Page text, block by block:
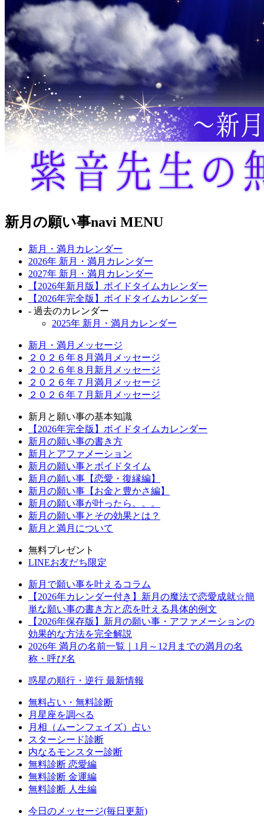
新月の願い事navi MENU
新月・満月カレンダー
2026年 新月・満月カレンダー
2027年 新月・満月カレンダー
【2026年新月版】ボイドタイムカレンダー
【2026年完全版】ボイドタイムカレンダー
- 過去のカレンダー
2025年 新月・満月カレンダー
新月・満月メッセージ
２０２６年８月満月メッセージ
２０２６年８月新月メッセージ
２０２６年７月満月メッセージ
２０２６年７月新月メッセージ
新月と願い事の基本知識
【2026年完全版】ボイドタイムカレンダー
新月の願い事の書き方
新月とアファメーション
新月の願い事とボイドタイム
新月の願い事【恋愛・復縁編】
新月の願い事【お金と豊かさ編】
新月の願い事が叶ったら。。。
新月の願い事とその効果とは？
新月と満月について
無料プレゼント
LINEお友だち限定
新月で願い事を叶えるコラム
【2026年カレンダー付き】新月の魔法で恋愛成就☆簡
単な願い事の書き方と恋を叶える具体的例文
【2026年保存版】新月の願い事・アファメーションの
効果的な方法を完全解説
2026年 満月の名前一覧｜1月～12月までの満月の名
称・呼び名
惑星の順行・逆行 最新情報
無料占い・無料診断
月星座を調べる
月相（ムーンフェイズ）占い
スターシード診断
内なるモンスター診断
無料診断 恋愛編
無料診断 金運編
無料診断 人生編
今日のメッセージ(毎日更新)